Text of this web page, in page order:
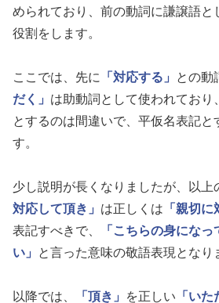
められており、前の動詞に謙譲語と
役割をします。
ここでは、先に 「対応する」 との動
だく」 は助動詞として使われており
とするのは間違いで、平仮名表記と
す。
少し説明が長くなりましたが、以上
対応して頂き」 は正しくは 「親切
表記すべきで、
「こちらの身にな
い」
と言った意味の敬語表現となり
以降では、 「頂き」 を正しい 「いた